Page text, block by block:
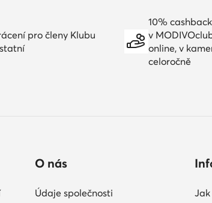
pro členy Klubu
10% cashback
v
online, v
celoročně
O nás
Údaje společnosti